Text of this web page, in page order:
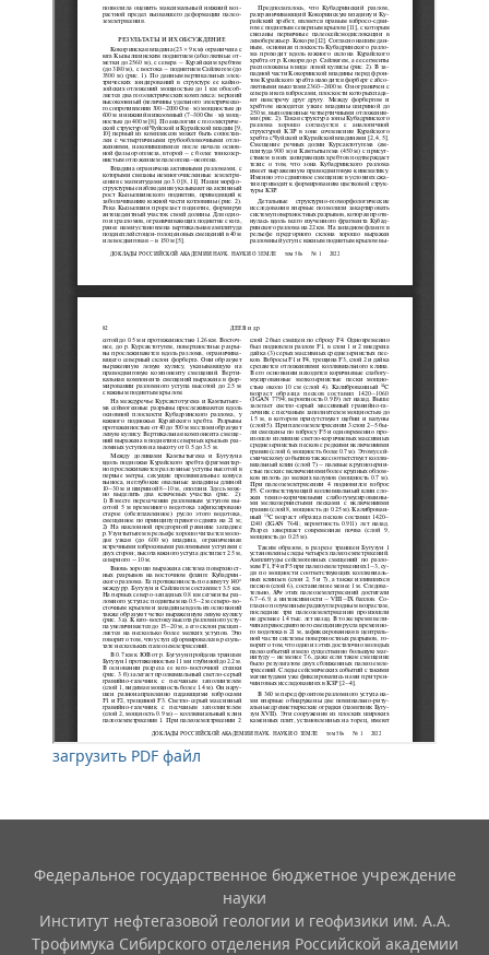
загрузить PDF файл
Федеральное государственное бюджетное учреждение
науки
Институт нефтегазовой геологии и геофизики им. А.А.
Трофимука Сибирского отделения Российской академии